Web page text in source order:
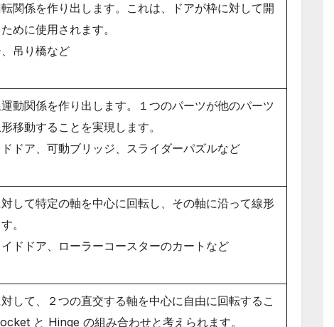
関係を作り出します。これは、ドアが枠に対して開
めに使用されます。
吊り橋など
動関係を作り出します。１つのパーツが他のパーツ
移動することを実現します。
ドア、可動ブリッジ、スライダーパズルなど
して特定の軸を中心に回転し、その軸に沿って線形
。
ドドア、ローラーコースターのカートなど
して、２つの直交する軸を中心に自由に回転するこ
と Hinge の組み合わせと考えられます。